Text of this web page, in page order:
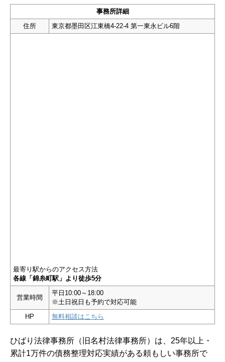
事務所詳細
住所
東京都墨田区江東橋4-22-4 第一東永ビル6階
最寄り駅からのアクセス方法
各線「錦糸町駅」より徒歩5分
営業時間
平日10:00～18:00
※土日祝日も予約で対応可能
HP
無料相談はこちら
ひばり法律事務所（旧名村法律事務所）は、25年以上・
累計1万件の債務整理対応実績がある頼もしい事務所で